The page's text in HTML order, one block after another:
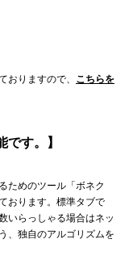
りますので、 こちらを
です。】
ためのツール「ボネク
おります。標準タブで
いらっしゃる場合はネッ
、独自のアルゴリズムを